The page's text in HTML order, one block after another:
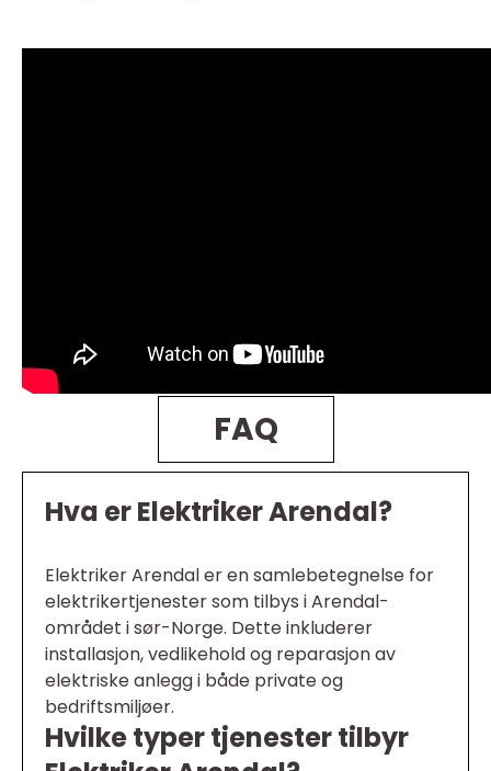
FAQ
Hva er Elektriker Arendal?
Elektriker Arendal er en samlebetegnelse for
elektrikertjenester som tilbys i Arendal-
området i sør-Norge. Dette inkluderer
installasjon, vedlikehold og reparasjon av
elektriske anlegg i både private og
bedriftsmiljøer.
Hvilke typer tjenester tilbyr